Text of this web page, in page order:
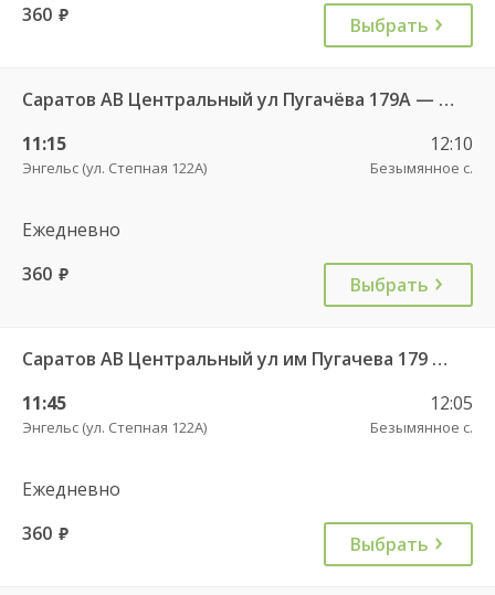
360 руб. Выбрать
Саратов АВ Центральный ул Пугачёва 179А — Степное рп (ул Октябрьская 25)
11:15
Энгельс (ул. Степная 122А)
12:10
Безымянное с.
Ежедневно
360 руб. Выбрать
Саратов АВ Центральный ул им Пугачева 179 А — Красный Кут (ул Рабочая 125 А) 622
11:45
Энгельс (ул. Степная 122А)
12:05
Безымянное с.
Ежедневно
360 руб. Выбрать